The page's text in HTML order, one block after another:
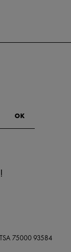
gyakorlatokat.
75000 93584